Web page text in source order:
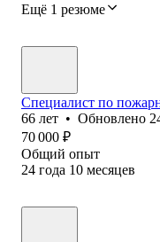
Ещё 1 резюме
Специалист по
66 лет • Обновлено
70 000 ₽
Общий опыт
24 года 10 месяцев